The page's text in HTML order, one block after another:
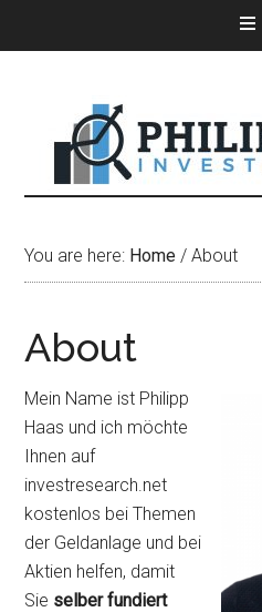
You are here: Home / About
About
Mein Name ist Philipp
Haas und ich möchte
Ihnen auf
investresearch.net
kostenlos bei Themen
der Geldanlage und bei
Aktien helfen, damit
Sie selber fundiert